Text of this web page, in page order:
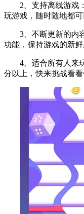
2、支持离线游戏：
玩游戏，随时随地都可
3、不断更新的内容
功能，保持游戏的新鲜
4、适合所有人来玩
分以上，快来挑战看看